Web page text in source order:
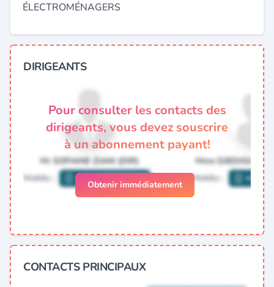
ÉLECTROMÉNAGERS
DIRIGEANTS
Pour consulter les contacts des
dirigeants, vous devez souscrire
à un abonnement payant!
Obtenir immédiatement
CONTACTS PRINCIPAUX